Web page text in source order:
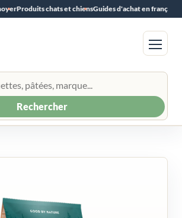
Produits chats et chiensGuides d'achat en français
Rechercher
Menu